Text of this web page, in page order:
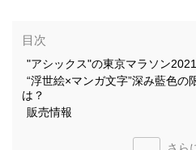
目次
"アシックス"の東京マラソン
“浮世絵×マンガ文字”深み藍色の
は？
販売情報